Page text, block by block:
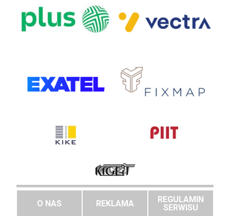
O NAS REKLAMA
REGULAMIN
SERWISU